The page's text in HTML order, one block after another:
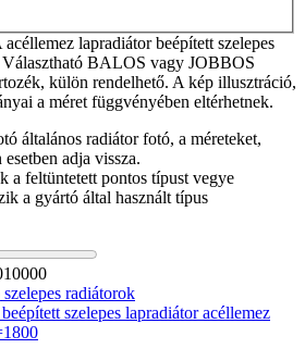
lapradiátor beépített szelepes
BALOS vagy JOBBOS
külön rendelhető. A kép illusztráció,
a méret függvényében eltérhetnek.
általános radiátor fotó, a méreteket,
adja vissza.
a feltüntetett pontos típust vegye
a gyártó által használt típus
radiátorok